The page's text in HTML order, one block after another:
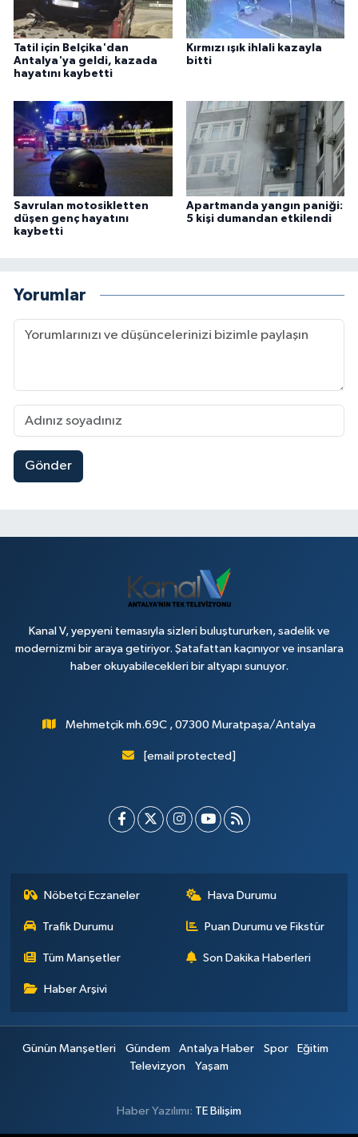
Tatil için Belçika'dan
Antalya'ya geldi, kazada
hayatını kaybetti
Kırmızı ışık ihlali kazayla
bitti
Savrulan motosikletten
düşen genç hayatını
kaybetti
Apartmanda yangın paniği:
5 kişi dumandan etkilendi
Yorumlar
Gönder
Kanal V, yepyeni temasıyla sizleri buluştururken, sadelik ve
modernizmi bir araya getiriyor. Şatafattan kaçınıyor ve insanlara
haber okuyabilecekleri bir altyapı sunuyor.
Mehmetçik mh.69C , 07300 Muratpaşa/Antalya
[email protected]
Nöbetçi Eczaneler Hava Durumu
Trafik Durumu Puan Durumu ve Fikstür
Tüm Manşetler Son Dakika Haberleri
Haber Arşivi
Günün Manşetleri Gündem Antalya Haber Spor
Eğitim
Televizyon
Yaşam
Haber Yazılımı: TE Bilişim